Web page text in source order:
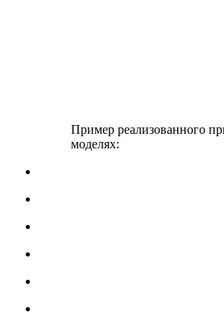
Пример реализованного
моделях: